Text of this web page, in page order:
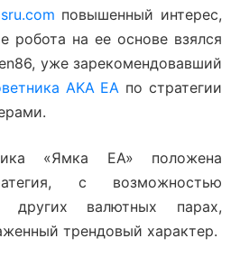
повышенный интерес,
робота на ее основе взялся
уже зарекомендовавший
AKA EA по стратегии
«Ямка ЕА» положена
с возможностью
других валютных парах,
трендовый характер.